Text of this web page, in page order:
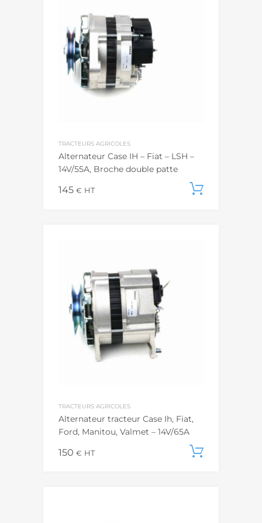
TRACTEURS AGRICOLES
Alternateur Case IH – Fiat – LSH –
14V/55A, Broche double patte
145 € HT
TRACTEURS AGRICOLES
Alternateur tracteur Case Ih, Fiat,
Ford, Manitou, Valmet – 14V/65A
150 € HT